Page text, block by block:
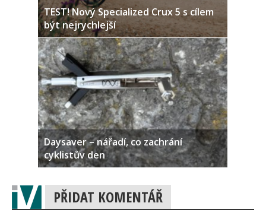
TEST! Nový Specialized Crux 5 s cílem
být nejrychlejší
Daysaver – nářadí, co zachrání
cyklistův den
PŘIDAT KOMENTÁŘ